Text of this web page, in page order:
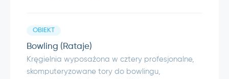
Bowling (Rataje)
Kręgielnia wyposażona w cztery profesjonalne,
skomputeryzowane tory do bowlingu,
OBIEKT